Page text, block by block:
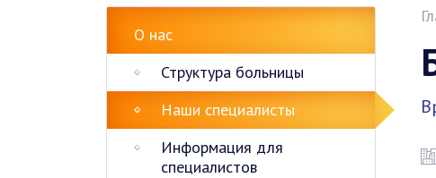
О нас
Структура больницы
Наши специалисты
Информация для
специалистов